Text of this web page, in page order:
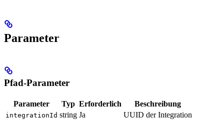
Parameter
Pfad-Parameter
Parameter Typ Erforderlich Beschreibung
integrationId string Ja UUID der Integration